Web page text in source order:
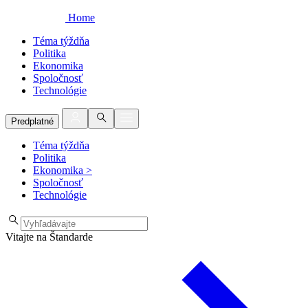
Home
Téma týždňa
Politika
Ekonomika
Spoločnosť
Technológie
Predplatné
Téma týždňa
Politika
Ekonomika >
Spoločnosť
Technológie
Vitajte na Štandarde